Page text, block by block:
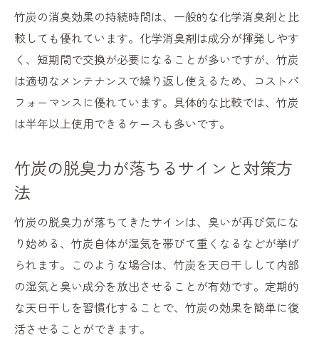
竹炭の消臭効果の持続時間は、一般的な化学消臭剤と比
較しても優れています。化学消臭剤は成分が揮発しやす
く、短期間で交換が必要になることが多いですが、竹炭
は適切なメンテナンスで繰り返し使えるため、コストパ
フォーマンスに優れています。具体的な比較では、竹炭
は半年以上使用できるケースも多いです。
竹炭の脱臭力が落ちるサインと対策方
法
竹炭の脱臭力が落ちてきたサインは、臭いが再び気にな
り始める、竹炭自体が湿気を帯びて重くなるなどが挙げ
られます。このような場合は、竹炭を天日干しして内部
の湿気と臭い成分を放出させることが有効です。定期的
な天日干しを習慣化することで、竹炭の効果を簡単に復
活させることができます。